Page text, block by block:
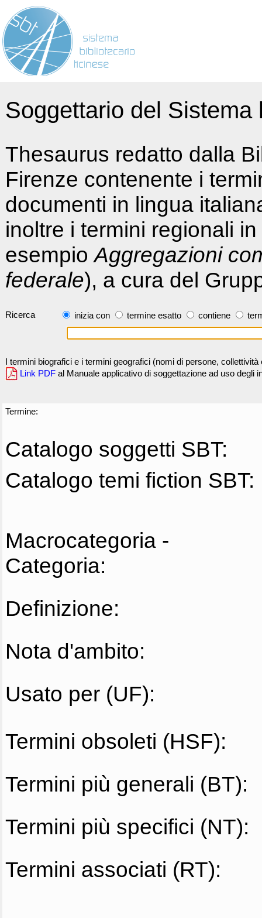
Soggettario del
Thesaurus redatto dalla
Firenze contenente i
documenti in lingua
inoltre i termini regionali
esempioAggregazioni
federale), a cura del
Ricerca inizia con termine esatto contiene
I termini biografici e i termini geografici (nomi di persone,
Link PDF al Manuale applicativo di soggettazione ad uso degli
Termine:
Catalogo soggetti SBT:
Catalogo temi fiction SBT:
Macrocategoria -
Categoria:
Definizione:
Nota d'ambito:
Usato per (UF):
Termini obsoleti (HSF):
Termini più generali (BT):
Termini più specifici (NT):
Termini associati (RT):